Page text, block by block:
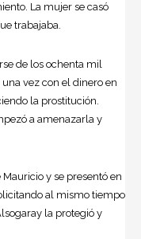
La mujer se casó
trabajaba.
de los ochenta mil
vez con el dinero en
la prostitución.
a amenazarla y
y se presentó en
al mismo tiempo
la protegió y